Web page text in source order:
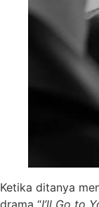
Ketika ditanya
drama “I’ll Go to